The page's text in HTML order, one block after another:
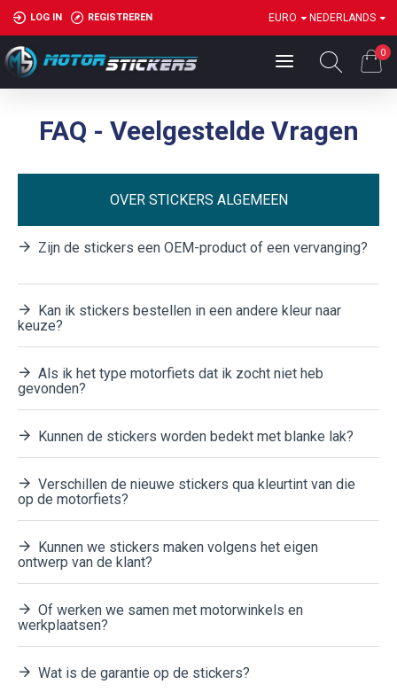
LOG IN REGISTREREN EURO NEDERLANDS
0
FAQ - Veelgestelde Vragen
OVER STICKERS ALGEMEEN
Zijn de stickers een OEM-product of een vervanging?
Kan ik stickers bestellen in een andere kleur naar
keuze?
Als ik het type motorfiets dat ik zocht niet heb
gevonden?
Kunnen de stickers worden bedekt met blanke lak?
Verschillen de nieuwe stickers qua kleurtint van die
op de motorfiets?
Kunnen we stickers maken volgens het eigen
ontwerp van de klant?
Of werken we samen met motorwinkels en
werkplaatsen?
Wat is de garantie op de stickers?